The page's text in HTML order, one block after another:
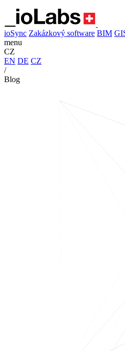
ioSync Zakázkový software BIM
menu
CZ
EN DE CZ
/
Blog